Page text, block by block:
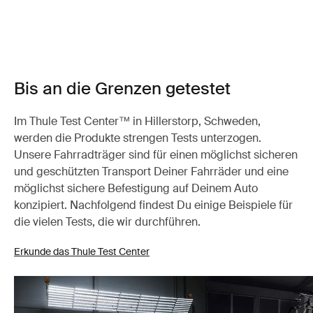
Bis an die Grenzen getestet
Im Thule Test Center™ in Hillerstorp, Schweden,
werden die Produkte strengen Tests unterzogen.
Unsere Fahrradträger sind für einen möglichst sicheren
und geschützten Transport Deiner Fahrräder und eine
möglichst sichere Befestigung auf Deinem Auto
konzipiert. Nachfolgend findest Du einige Beispiele für
die vielen Tests, die wir durchführen.
Erkunde das Thule Test Center